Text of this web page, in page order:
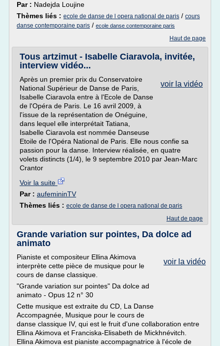
Par : Nadejda Loujine
Thèmes liés : ecole de danse de l opera national de paris / cours
danse contemporaine paris / ecole danse contemporaine paris
Haut de page
Tous artzimut - Isabelle Ciaravola, invitée,
interview vidéo...
voir la vidéo
Après un premier prix du Conservatoire
National Supérieur de Danse de Paris,
Isabelle Ciaravola entre à l'Ecole de Danse
de l'Opéra de Paris. Le 16 avril 2009, à
l'issue de la représentation de Onéguine,
dans lequel elle interprétait Tatiana,
Isabelle Ciaravola est nommée Danseuse
Etoile de l'Opéra National de Paris. Elle nous confie sa
passion pour la danse. Interview réalisée, en quatre
volets distincts (1/4), le 9 septembre 2010 par Jean-Marc
Crantor
Voir la suite
Par : aufemininTV
Thèmes liés : ecole de danse de l opera national de paris
Haut de page
Grande variation sur pointes, Da dolce ad
animato
voir la vidéo
Pianiste et compositeur Ellina Akimova
interprète cette pièce de musique pour le
cours de danse classique.
"Grande variation sur pointes" Da dolce ad
animato - Opus 12 n° 30
Cette musique est extraite du CD, La Danse
Accompagnée, Musique pour le cours de
danse classique IV, qui est le fruit d'une collaboration entre
Ellina Akimova et Franciska-Elisabeth de Mickhnévitch.
Ellina Akimova est pianiste accompagnatrice à l'école de